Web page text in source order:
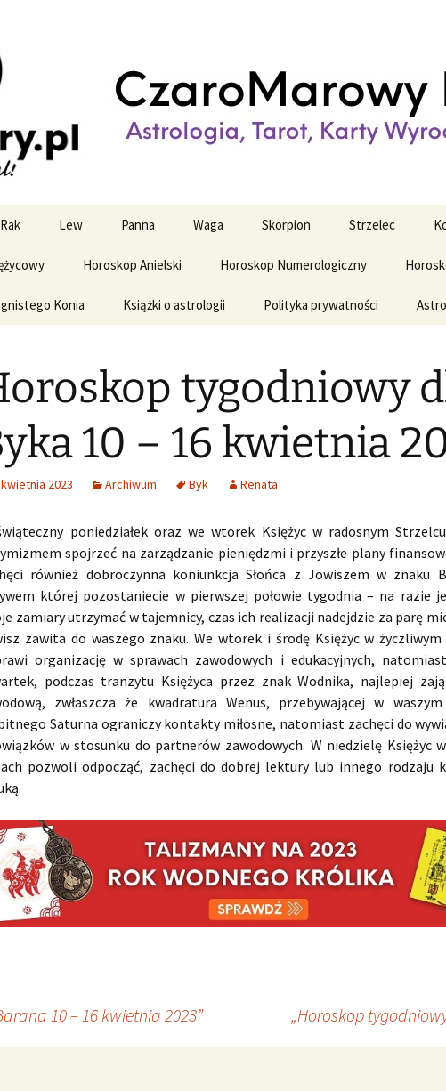
horoskop
i tygodniowy
astrologiczne
Rak Lew Panna Waga Skorpion Strzelec
Horoskop Anielski Horoskop Numerologiczny
Konia Książki o astrologii Polityka prywatności
tygodniowy
10 – 16 kwietnia
2023 Archiwum Byk Renata
poniedziałek oraz we wtorek Księżyc w radosnym
spojrzeć na zarządzanie pieniędzmi i przyszłe plany
również dobroczynna koniunkcja Słońca z Jowiszem w znaku
której pozostaniecie w pierwszej połowie tygodnia – na razie
zamiary utrzymać w tajemnicy, czas ich realizacji nadejdzie za parę
zawita do waszego znaku. We wtorek i środę Księżyc w życzliwym
organizację w sprawach zawodowych i edukacyjnych,
podczas tranzytu Księżyca przez znak Wodnika, najlepiej
zwłaszcza że kwadratura Wenus, przebywającej w
Saturna ograniczy kontakty miłosne, natomiast zachęci do
w stosunku do partnerów zawodowych. W niedzielę Księżyc
pozwoli odpocząć, zachęci do dobrej lektury lub innego rodzaju
10 – 16 kwietnia 2023” „Horoskop